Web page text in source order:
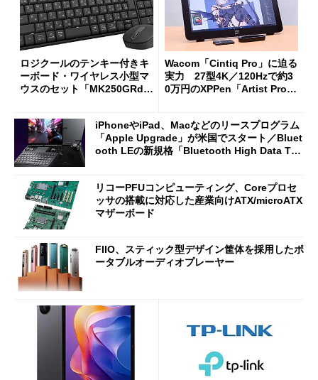
ロジクールのテンキー付きキ
ーボード・ワイヤレス小型マ
ウスのセット「MK250GRd」
Wacom「Cintiq Pro」に迫る
実力 27型4K／120Hzで約3
0万円のXPPen「Artist Pro 2
iPhoneやiPad、Macなどのリースプログラム
「Apple Upgrade」が米国でスタート／Bluet
ooth LEの新規格「Bluetooth High Data Thr
リコーPFUコンピューティング、Coreプロセ
ッサの搭載に対応した産業向けATX/microATX
マザーボード
FIIO、スティック型デザイン筐体を採用したポ
ータブルオーディオプレーヤー